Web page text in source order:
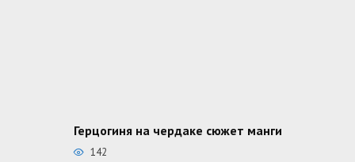
Герцогиня на чердаке сюжет манги
142